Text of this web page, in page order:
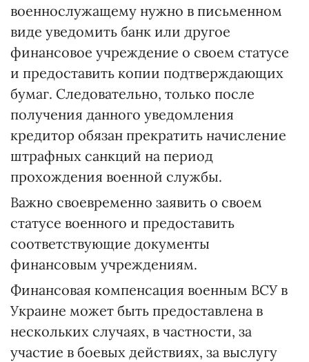
военнослужащему нужно в письменном
виде уведомить банк или другое
финансовое учреждение о своем статусе
и предоставить копии подтверждающих
бумаг. Следовательно, только после
получения данного уведомления
кредитор обязан прекратить начисление
штрафных санкций на период
прохождения военной службы.
Важно своевременно заявить о своем
статусе военного и предоставить
соответствующие документы
финансовым учреждениям.
Финансовая компенсация военным ВСУ в
Украине может быть предоставлена в
нескольких случаях, в частности, за
участие в боевых действиях, за выслугу